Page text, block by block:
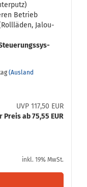
Be­trieb
Ja­lou­
Steue­rungs­sys­
(Ausland
UVP 117,50 EUR
Preis ab 75,55 EUR
inkl. 19% MwSt.